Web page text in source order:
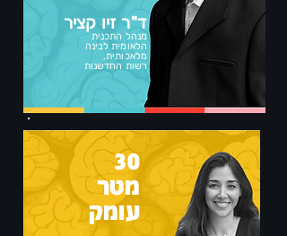
ד"ר זיו קציר
מנהל התכנית
הלאומית לבינה
מלאכותית,
רשות החדשנות
30
מטר
עומק